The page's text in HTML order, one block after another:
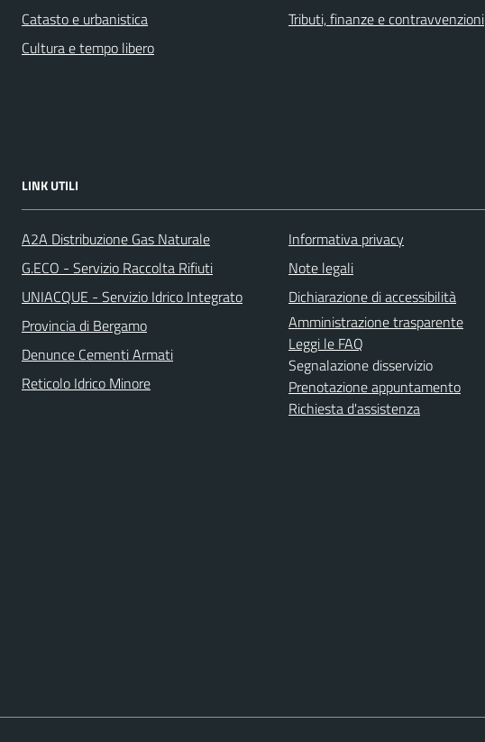
Catasto e urbanistica
Cultura e tempo libero
Tributi, finanze e contravvenzioni
LINK UTILI
A2A Distribuzione Gas Naturale
G.ECO - Servizio Raccolta Rifiuti
UNIACQUE - Servizio Idrico Integrato
Provincia di Bergamo
Denunce Cementi Armati
Reticolo Idrico Minore
Informativa privacy
Note legali
Dichiarazione di accessibilità
Amministrazione trasparente
Leggi le FAQ
Segnalazione disservizio
Prenotazione appuntamento
Richiesta d'assistenza